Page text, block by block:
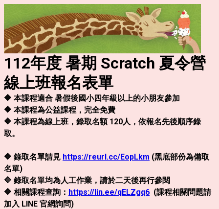
112年度 暑期 Scratch 夏令營
線上班報名表單
🔶 本課程適合 暑假後國小四年級以上的小朋友參加
🔶 本課程為公益課程，完全免費
🔶 本課程為線上班，錄取名額 120人， 依報名先後順序錄
取。
🔷 錄取名單請見 https://reurl.cc/EopLkm (黑底部份為備取
名單)
🔷 錄取名單均為人工作業，請於二天後再行參閱
🔷 相關課程查詢： https://lin.ee/qELZgq6 (課程相關問題請
加入 LINE 官網詢問)